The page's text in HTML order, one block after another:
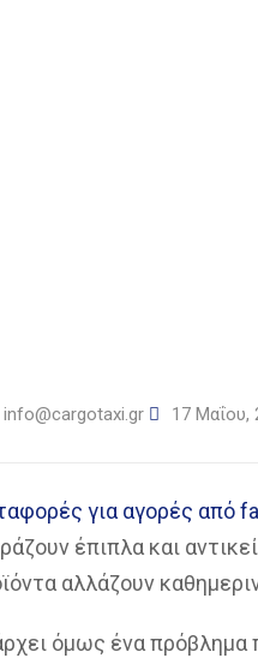
info@cargotaxi.gr 17 Μαΐου,
για αγορές από
έπιπλα και
αλλάζουν
όμως ένα πρόβλημα